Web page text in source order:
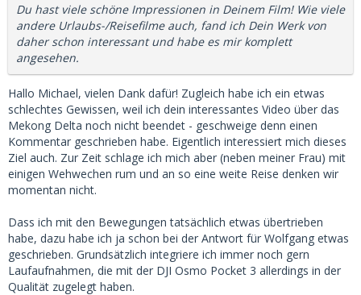
Du hast viele schöne Impressionen in Deinem Film! Wie viele
andere Urlaubs-/Reisefilme auch, fand ich Dein Werk von
daher schon interessant und habe es mir komplett
angesehen.
Hallo Michael, vielen Dank dafür! Zugleich habe ich ein etwas
schlechtes Gewissen, weil ich dein interessantes Video über das
Mekong Delta noch nicht beendet - geschweige denn einen
Kommentar geschrieben habe. Eigentlich interessiert mich dieses
Ziel auch. Zur Zeit schlage ich mich aber (neben meiner Frau) mit
einigen Wehwechen rum und an so eine weite Reise denken wir
momentan nicht.
Dass ich mit den Bewegungen tatsächlich etwas übertrieben
habe, dazu habe ich ja schon bei der Antwort für Wolfgang etwas
geschrieben. Grundsätzlich integriere ich immer noch gern
Laufaufnahmen, die mit der DJI Osmo Pocket 3 allerdings in der
Qualität zugelegt haben.